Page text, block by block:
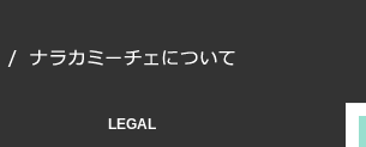
LEGAL